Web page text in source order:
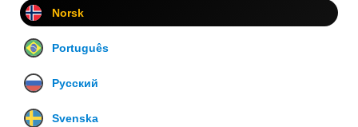
Norsk
Português
Русский
Svenska